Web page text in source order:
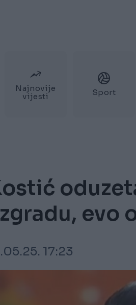
Najnovije
vijesti
Sport
evo
17:23